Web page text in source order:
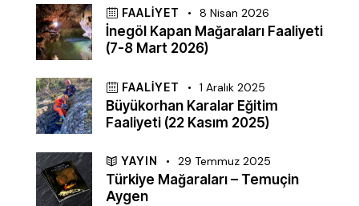
FAALIYET 8 Nisan 2026
İnegöl Kapan Mağaraları Faaliyeti
(7-8 Mart 2026)
FAALIYET 1 Aralık 2025
Büyükorhan Karalar Eğitim
Faaliyeti (22 Kasım 2025)
YAYIN 29 Temmuz 2025
Türkiye Mağaraları – Temuçin
Aygen